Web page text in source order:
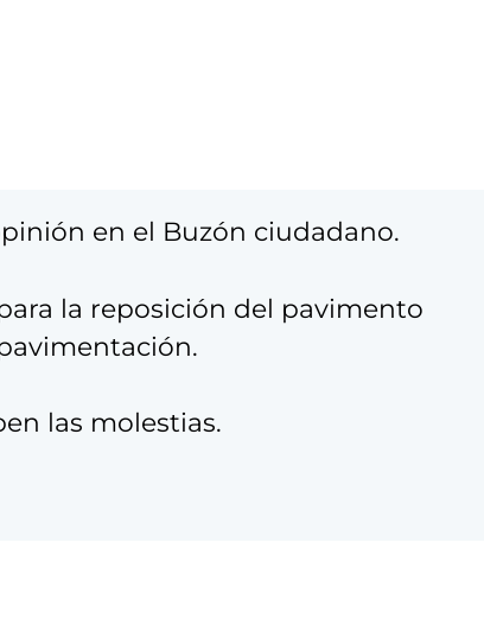
en el Buzón ciudadano.
la reposición del pavimento
las molestias.